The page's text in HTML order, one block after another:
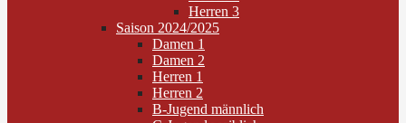
Herren 3
Saison 2024/2025
Damen 1
Damen 2
Herren 1
Herren 2
B-Jugend männlich